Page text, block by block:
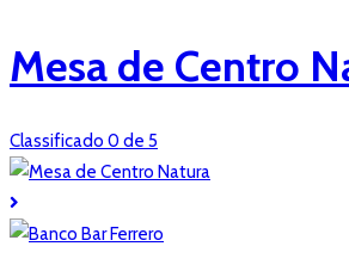
Mesa de Centro
Classificado 0 de 5